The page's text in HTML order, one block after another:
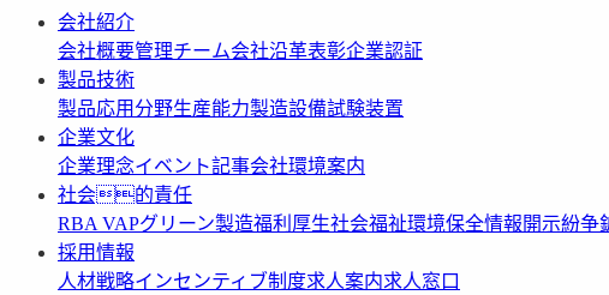
会社紹介
会社概要管理チーム会社沿革表彰企業認証
製品技術
製品応用分野生産能力製造設備試験装置
企業文化
企業理念イベント記事会社環境案内
社会的責任
RBA VAPグリーン製造福利厚生社会福祉環境保全情報開示紛争
採用情報
人材戦略インセンティブ制度求人案内求人窓口